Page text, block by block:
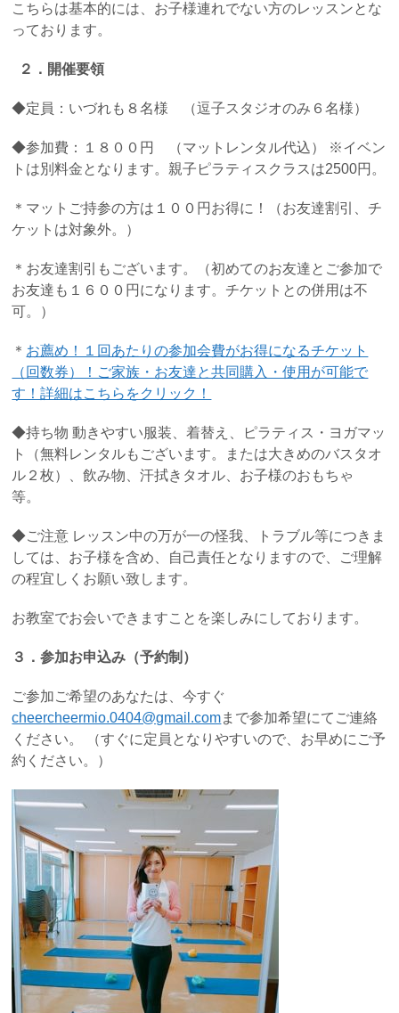
こちらは基本的には、お子様連れでない方のレッスンとな
っております。
２．開催要領
◆定員：いづれも８名様 （逗子スタジオのみ６名様）
◆参加費：１８００円 （マットレンタル代込） ※イベン
トは別料金となります。親子ピラティスクラスは2500円。
＊マットご持参の方は１００円お得に！（お友達割引、チ
ケットは対象外。）
＊お友達割引もございます。（初めてのお友達とご参加で
お友達も１６００円になります。チケットとの併用は不
可。）
＊ お薦め！１回あたりの参加会費がお得になるチケット
（回数券）！ご家族・お友達と共同購入・使用が可能で
す！詳細はこちらをクリック！
◆持ち物 動きやすい服装、着替え、ピラティス・ヨガマッ
ト（無料レンタルもございます。または大きめのバスタオ
ル２枚）、飲み物、汗拭きタオル、お子様のおもちゃ
等。
◆ご注意 レッスン中の万が一の怪我、トラブル等につきま
しては、お子様を含め、自己責任となりますので、ご理解
の程宜しくお願い致します。
お教室でお会いできますことを楽しみにしております。
３．参加お申込み（予約制）
ご参加ご希望のあなたは、今すぐ
cheercheermio.0404@gmail.comまで参加希望にてご連絡
ください。 （すぐに定員となりやすいので、お早めにご予
約ください。）